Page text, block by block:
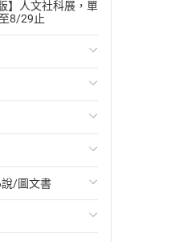
】人文社科展，單
8/29止
導
術
/情緒
/圖文書